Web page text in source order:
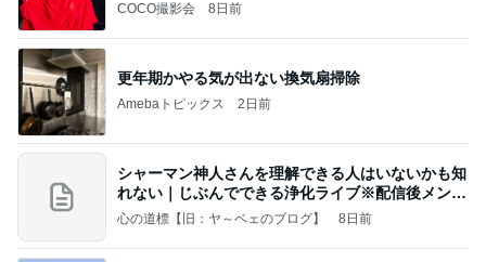
COCO撮影会 8日前
更年期かやる気が出ない換気扇掃除
Amebaトピックス 2日前
シャーマン神人さんを理解できる人はいないかも知
れない｜じぶんでできる浄化ライブ※配信後メンバ
ー限
心の道標【旧：ヤ～ベェのブログ】 8日前